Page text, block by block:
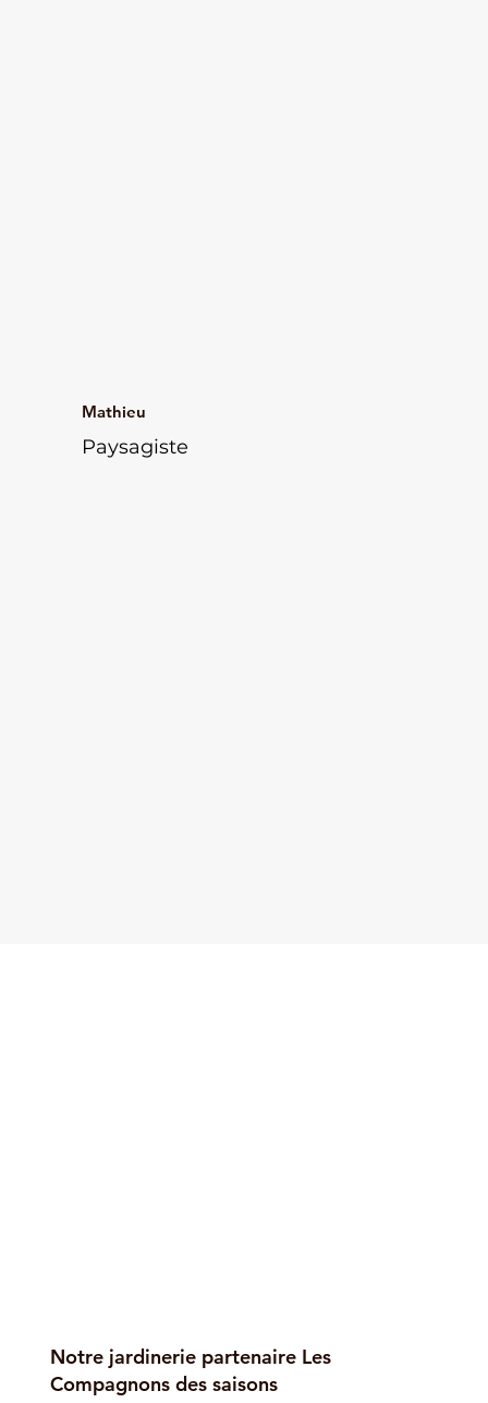
Mathieu
Paysagiste
Notre jardinerie partenaire Les
Compagnons des saisons